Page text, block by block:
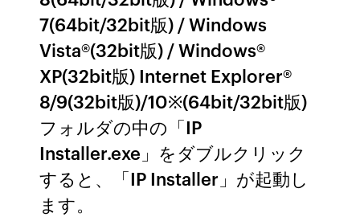
7(64bit/32bit版) / Windows
Vista®(32bit版) / Windows®
XP(32bit版) Internet Explorer®
8/9(32bit版)/10※(64bit/32bit版)
フォルダの中の「IP
Installer.exe」をダブルクリック
すると、「IP Installer」が起動し
ます。